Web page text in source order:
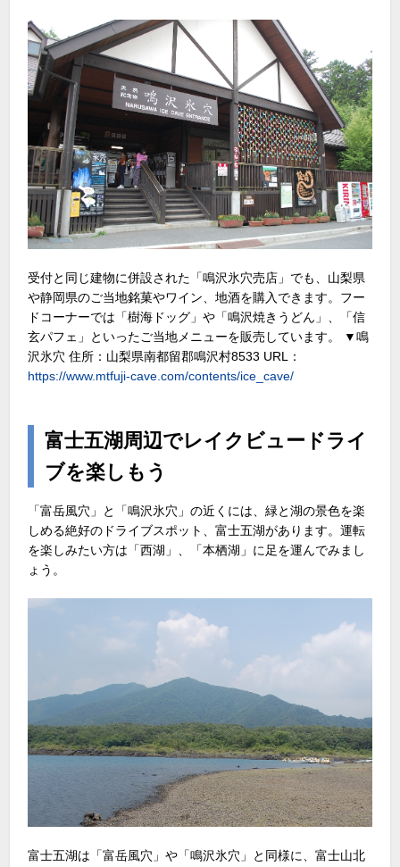
受付と同じ建物に併設された「鳴沢氷穴売店」でも、山梨県
や静岡県のご当地銘菓やワイン、地酒を購入できます。フー
ドコーナーでは「樹海ドッグ」や「鳴沢焼きうどん」、「信
玄パフェ」といったご当地メニューを販売しています。 ▼鳴
沢氷穴 住所：山梨県南都留郡鳴沢村8533 URL：
https://www.mtfuji-cave.com/contents/ice_cave/
富士五湖周辺でレイクビュードライ
ブを楽しもう
「富岳風穴」と「鳴沢氷穴」の近くには、緑と湖の景色を楽
しめる絶好のドライブスポット、富士五湖があります。運転
を楽しみたい方は「西湖」、「本栖湖」に足を運んでみまし
ょう。
富士五湖は「富岳風穴」や「鳴沢氷穴」と同様に、富士山北